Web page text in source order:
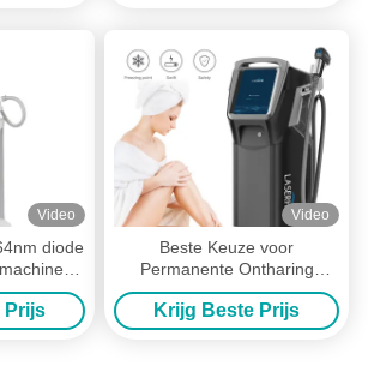
Video
diode
Prijs
Video
Beste Keuze voor
Permanente Ontharing
808nm Diode Laser
Ontharingsmachine met 12
Laser Bars
Krijg Beste Prijs